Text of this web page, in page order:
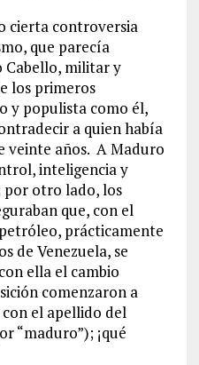
cierta controversia
que parecía
Cabello, militar y
los primeros
y populista como él,
a quien había
veinte años. A Maduro
inteligencia y
por otro lado, los
que, con el
prácticamente
de Venezuela, se
ella el cambio
comenzaron a
el apellido del
“maduro”); ¡qué